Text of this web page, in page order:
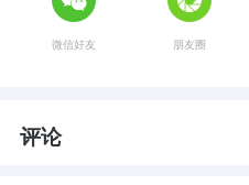
微信好友 朋友圈
评论